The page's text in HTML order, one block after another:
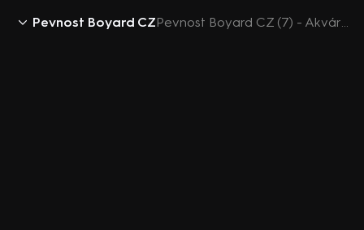
Pevnost Boyard CZ Pevnost Boyard CZ (7) - Akvárko s hady